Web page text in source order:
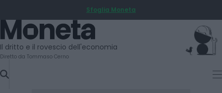
TO
CONTENT
Sfoglia Moneta
Moneta
Il dritto e il rovescio dell'economia
Diretto da Tommaso Cerno